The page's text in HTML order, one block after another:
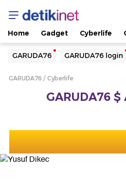
Home Gadget Cyberlife
GARUDA76 GARUDA76 login
Yang sedang ramai dicari
Loading...
GARUDA76 Cyberlife
GARUDA76